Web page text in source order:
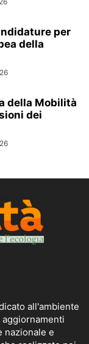
per
della
della Mobilità
dei
all'ambiente
nazionale e